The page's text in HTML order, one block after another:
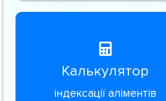
Калькулятор
індексації аліментів